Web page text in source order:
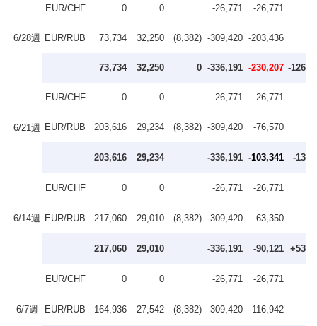
6/28週
EUR/CHF 0 0 -26,771 -26,771
EUR/RUB 73,734 32,250 (8,382) -309,420 -203,436
73,734 32,250 0 -336,191 -230,207 -
6/21週
EUR/CHF 0 0 -26,771 -26,771
EUR/RUB 203,616 29,234 (8,382) -309,420 -76,570
203,616 29,234 -336,191 -103,341 -
6/14週
EUR/CHF 0 0 -26,771 -26,771
EUR/RUB 217,060 29,010 (8,382) -309,420 -63,350
217,060 29,010 -336,191 -90,121
6/7週
EUR/CHF 0 0 -26,771 -26,771
EUR/RUB 164,936 27,542 (8,382) -309,420 -116,942